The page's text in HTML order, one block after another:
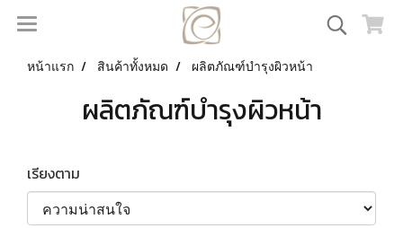
หน้าแรก สินค้าทั้งหมด ผลิตภัณฑ์บำรุงผิวหน้า
ผลิตภัณฑ์บำรุงผิวหน้า
เรียงตาม